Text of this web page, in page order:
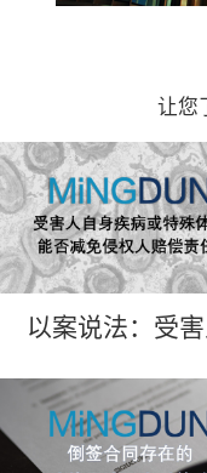
让您
以案说法：受
质能否减免侵权
赔偿责任？